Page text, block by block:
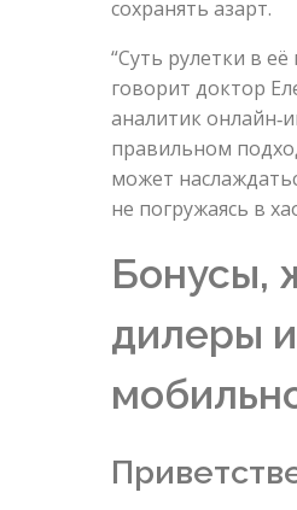
сохранять азарт.
“Суть рулетки в её
говорит доктор
аналитик
правильном
может
не погружаясь в
Бонусы,
дилеры и